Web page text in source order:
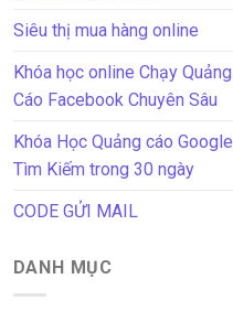
Siêu thị mua hàng online
Khóa học online Chạy Quảng
Cáo Facebook Chuyên Sâu
Khóa Học Quảng cáo Google
Tìm Kiếm trong 30 ngày
CODE GỬI MAIL
DANH MỤC